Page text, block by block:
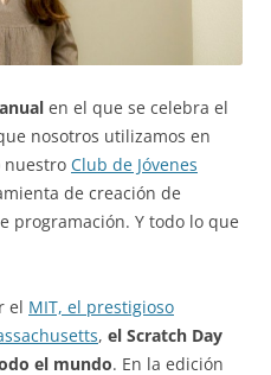
en el que se celebra el
nosotros utilizamos en
nuestro Club de Jóvenes
de creación de
programación. Y todo lo que
el MIT, el prestigioso
, el Scratch Day
el mundo. En la edición